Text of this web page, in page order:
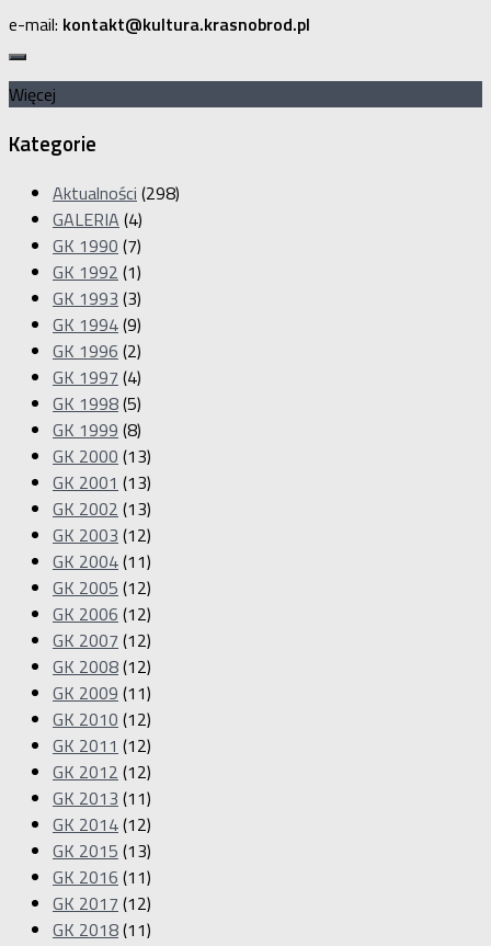
e-mail: kontakt@kultura.krasnobrod.pl
Więcej
Kategorie
Aktualności (298)
GALERIA (4)
GK 1990 (7)
GK 1992 (1)
GK 1993 (3)
GK 1994(9)
GK 1996 (2)
GK 1997 (4)
GK 1998(5)
GK 1999 (8)
GK 2000 (13)
GK 2001 (13)
GK 2002 (13)
GK 2003 (12)
GK 2004(11)
GK 2005 (12)
GK 2006 (12)
GK 2007 (12)
GK 2008(12)
GK 2009 (11)
GK 2010 (12)
GK 2011 (12)
GK 2012 (12)
GK 2013 (11)
GK 2014(12)
GK 2015 (13)
GK 2016 (11)
GK 2017 (12)
GK 2018(11)